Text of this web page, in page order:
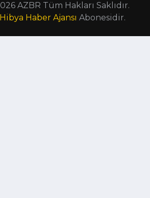
AZBR Tüm Hakları Saklıdır.
Hibya Haber Ajansı Abonesidir.